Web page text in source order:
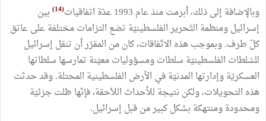
وبالإضافة إلى ذلك، أبرمت منذ عام 1993 عدّة اتفاقيات
(14)
بين
إسرائيل ومنظمة التّحرير الفلسطينيّة تضع التزامات مختلفة على عاتق
كلّ طرف. وبموجب هذه الاتّفاقات، كان من المقرّر أن تنقل إسرائيل
للسّلطات الفلسطينيّة سلطات ومسؤوليات معيّنة تمارسها سلطاتها
العسكريّة وإدارتها المدنيّة في الأرض الفلسطينية المحتلة. وقد حدثت
هذه التحويلات، ولكن نتيجة للأحداث اللاّحقة، فإنّها ظلت جزئيّة
ومحدودة ومنتهكة بشكل كبير من قبل إسرائيل.